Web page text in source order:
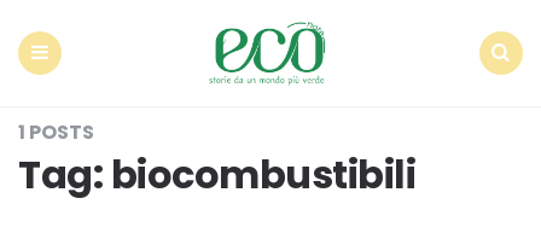
1 POSTS
Tag: biocombustibili